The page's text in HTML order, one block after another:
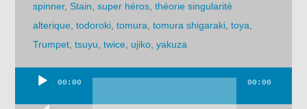
spinner,Stain ,super héros ,théorie singularité
alterique ,todoroki ,tomura ,tomura shigaraki ,toya
Trumpet ,tsuyu ,twice ujiko ,yakuza
00:00 00:00